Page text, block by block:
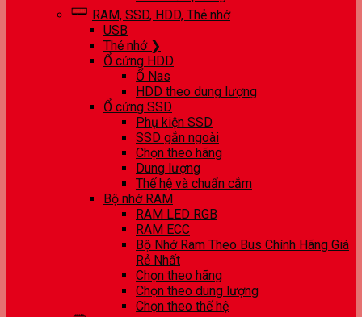
RAM, SSD, HDD, Thẻ nhớ
USB
Thẻ nhớ ❯
Ổ cứng HDD
Ổ Nas
HDD theo dung lượng
Ổ cứng SSD
Phụ kiện SSD
SSD gắn ngoài
Chọn theo hãng
Dung lượng
Thế hệ và chuẩn cắm
Bộ nhớ RAM
RAM LED RGB
RAM ECC
Bộ Nhớ Ram Theo Bus Chính Hãng Giá
Rẻ Nhất
Chọn theo hãng
Chọn theo dung lượng
Chọn theo thế hệ